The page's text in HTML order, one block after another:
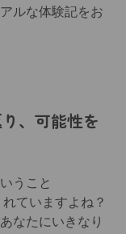
ルな体験記をお
、可能性を
うこと
れていますよね？
なたにいきなり